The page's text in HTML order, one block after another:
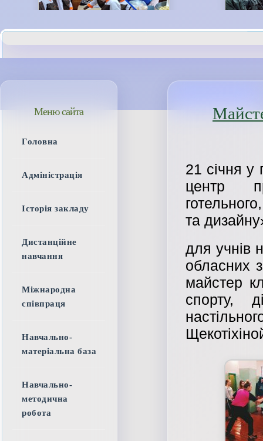
21 січня у
центр
та
для учнів
обласних
майстер
спорту,
Меню сайта
Головна
Адміністрація
Історія закладу
Дистанційне
навчання
Міжнародна
співпраця
Навчально-
матеріальна база
Навчально-
методична
робота